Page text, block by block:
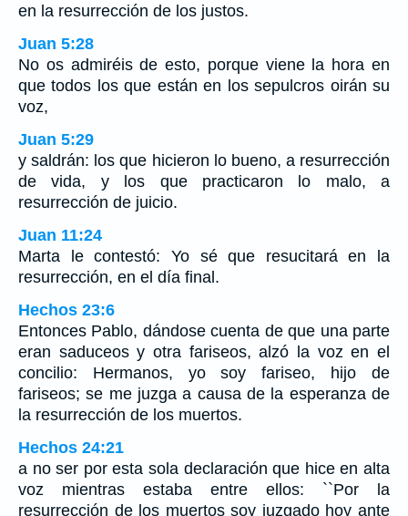
en la resurrección de los justos.
Juan 5:28
No os admiréis de esto, porque viene la hora en
que todos los que están en los sepulcros oirán su
voz,
Juan 5:29
y saldrán: los que hicieron lo bueno, a resurrección
de vida, y los que practicaron lo malo, a
resurrección de juicio.
Juan 11:24
Marta le contestó: Yo sé que resucitará en la
resurrección, en el día final.
Hechos 23:6
Entonces Pablo, dándose cuenta de que una parte
eran saduceos y otra fariseos, alzó la voz en el
concilio: Hermanos, yo soy fariseo, hijo de
fariseos; se me juzga a causa de la esperanza de
la resurrección de los muertos.
Hechos 24:21
a no ser por esta sola declaración que hice en alta
voz mientras estaba entre ellos: ``Por la
resurrección de los muertos soy juzgado hoy ante